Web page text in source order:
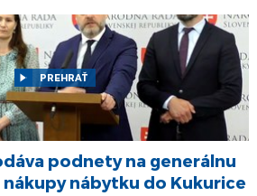
PREHRAŤ
podnety na generálnu
nábytku do Kukurice